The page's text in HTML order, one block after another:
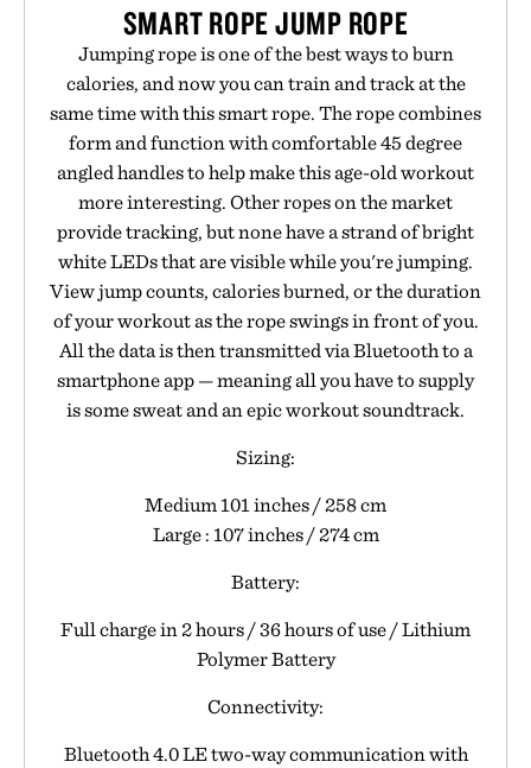
SMART ROPE JUMP ROPE
Jumping rope is one of the best ways to burn
calories, and now you can train and track at the
same time with this smart rope. The rope combines
form and function with comfortable 45 degree
angled handles to help make this age-old workout
more interesting. Other ropes on the market
provide tracking, but none have a strand of bright
white LEDs that are visible while you're jumping.
View jump counts, calories burned, or the duration
of your workout as the rope swings in front of you.
All the data is then transmitted via Bluetooth to a
smartphone app — meaning all you have to supply
is some sweat and an epic workout soundtrack.
Sizing:
Medium 101 inches / 258 cm
Large : 107 inches / 274 cm
Battery:
Full charge in 2 hours / 36 hours of use / Lithium
Polymer Battery
Connectivity:
Bluetooth 4.0 LE two-way communication with